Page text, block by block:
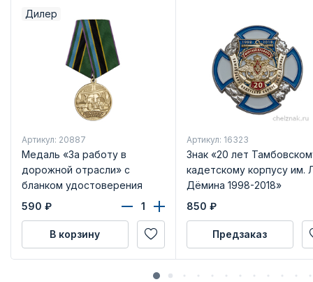
Дилер
Артикул: 20887
Медаль «За работу в
дорожной отрасли» с
бланком удостоверения
590 ₽
В корзину
Артикул: 16323
Знак «20 лет
кадетскому корпусу им.
Дёмина 1998-2018»
850 ₽
Предзаказ